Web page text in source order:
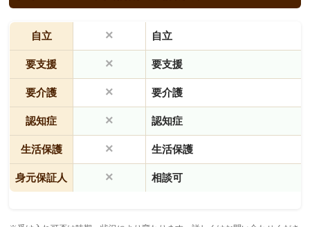
自立 × 自立
要支援 × 要支援
要介護 × 要介護
認知症 × 認知症
生活保護 × 生活保護
身元保証人 × 相談可